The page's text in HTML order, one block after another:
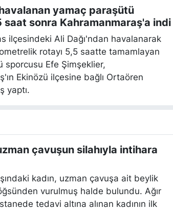
yamaç paraşütü
saat sonra Kahramanmaraş'a indi
ilçesindeki Ali Dağı'ndan havalanarak
rotayı 5,5 saatte tamamlayan
sporcusu Efe Şimşeklier,
Ekinözü ilçesine bağlı Ortaören
yaptı.
çavuşun silahıyla intihara
kadın, uzman çavuşa ait beylik
vurulmuş halde bulundu. Ağır
tedavi altına alınan kadının ilk